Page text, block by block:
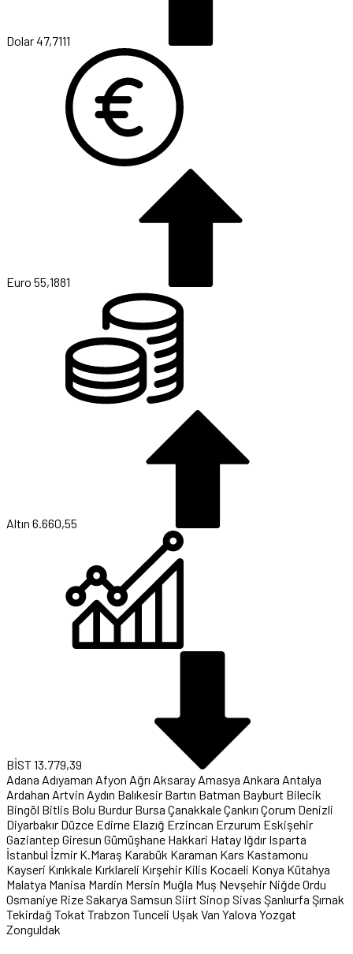
Dolar47,7111
Euro 55,1881
Altın 6.660,55
BİST13.779,39
Adana Adıyaman Afyon Ağrı Aksaray Amasya Ankara Antalya
Ardahan Artvin Aydın Balıkesir Bartın Batman Bayburt Bilecik
Bingöl Bitlis Bolu Burdur Bursa ÇanakkaleÇankırı Çorum Denizli
Diyarbakır Düzce Edirne Elazığ Erzincan Erzurum Eskişehir
Gaziantep Giresun Gümüşhane Hakkari Hatay Iğdır Isparta
İstanbul İzmir K.Maraş Karabük Karaman Kars Kastamonu
Kayseri Kırıkkale Kırklareli Kırşehir Kilis Kocaeli Konya Kütahya
Malatya Manisa Mardin Mersin Muğla Muş Nevşehir NiğdeOrdu
Osmaniye RizeSakarya Samsun Siirt Sinop Sivas Şanlıurfa Şırnak
Tekirdağ Tokat Trabzon Tunceli Uşak Van Yalova Yozgat
Zonguldak